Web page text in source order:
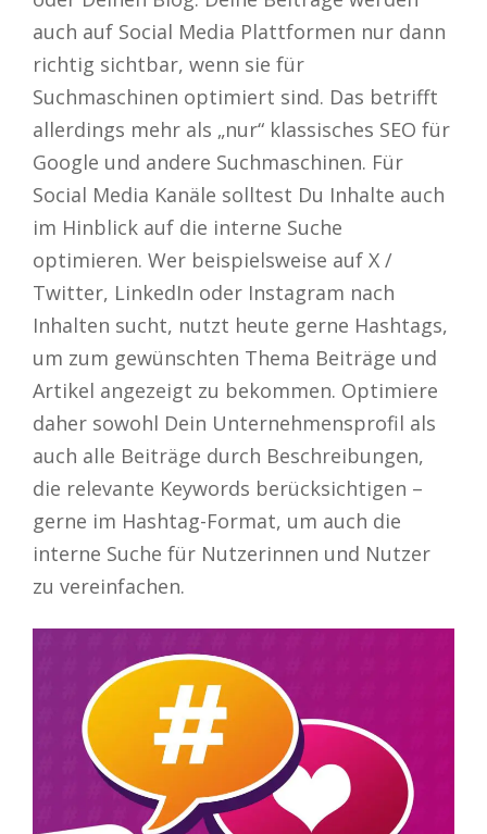
auch auf Social Media Plattformen nur dann
richtig sichtbar, wenn sie für
Suchmaschinen optimiert sind. Das betrifft
allerdings mehr als „nur“ klassisches SEO für
Google und andere Suchmaschinen. Für
Social Media Kanäle solltest Du Inhalte auch
im Hinblick auf die interne Suche
optimieren. Wer beispielsweise auf X /
Twitter, LinkedIn oder Instagram nach
Inhalten sucht, nutzt heute gerne Hashtags,
um zum gewünschten Thema Beiträge und
Artikel angezeigt zu bekommen. Optimiere
daher sowohl Dein Unternehmensprofil als
auch alle Beiträge durch Beschreibungen,
die relevante Keywords berücksichtigen –
gerne im Hashtag-Format, um auch die
interne Suche für Nutzerinnen und Nutzer
zu vereinfachen.